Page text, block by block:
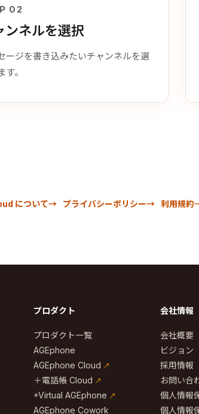
02
ンネルを選択
ージを書き込みたいチャンネルを選
す。
について プライバシーポリシー 利用規約
プロダクト
プロダクト一覧
AGEphone
AGEphone Cloud
＋電話帳 Cloud
+Virtual AGEphone
AGEphone Cowork
会社情報
会社概要
ビジョン
採用情報
お問い合
個人情報
個人情報